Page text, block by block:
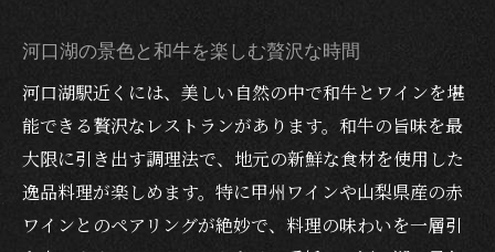
和牛とワインで彩る河口湖の絶景ディナー
河口湖でのデートを極上にするレストランの選
び方
デートに最適な河口湖の和牛レストラン
特別な日のためのレストラン選びのコツ
河口湖の景色と和牛を楽しむ贅沢な時間
河口湖駅近くには、美しい自然の中で和牛とワインを堪
能できる贅沢なレストランがあります。和牛の旨味を最
大限に引き出す調理法で、地元の新鮮な食材を使用した
逸品料理が楽しめます。特に甲州ワインや山梨県産の赤
ワインとのペアリングが絶妙で、料理の味わいを一層引